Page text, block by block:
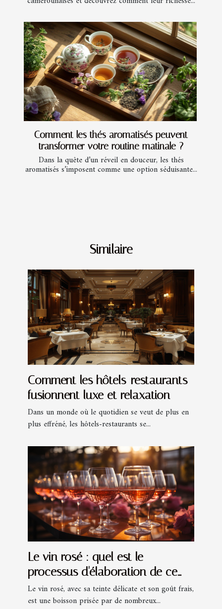
Comment les thés aromatisés peuvent
transformer votre routine matinale ?
Dans la quête d’un réveil en douceur, les thés
aromatisés s’imposent comme une option séduisante...
Similaire
Comment les hôtels-restaurants
fusionnent luxe et relaxation
Dans un monde où le quotidien se veut de plus en
plus effréné, les hôtels-restaurants se...
Le vin rosé : quel est le
processus d'élaboration de ce
type de vin ?
Le vin rosé, avec sa teinte délicate et son goût frais,
est une boisson prisée par de nombreux...